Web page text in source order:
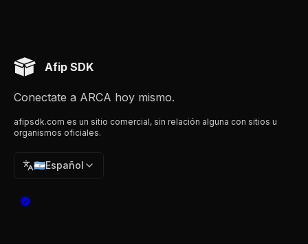
Afip SDK
Conectate a ARCA hoy mismo.
afipsdk.com es un sitio comercial, sin relación alguna con sitios u
organismos oficiales.
🇦🇷Español